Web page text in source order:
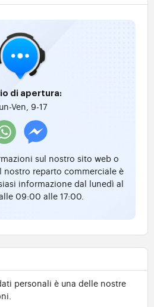
di apertura:
Ven, 9-17
sul nostro sito web o
reparto commerciale è
informazione dal lunedì al
09:00 alle 17:00.
personali è una delle nostre